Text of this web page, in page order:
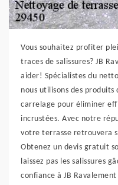
Vous souhaitez profiter
traces de salissures? JB
aider! Spécialistes du
nous utilisons des
carrelage pour éliminer
incrustées. Avec notre
votre terrasse retrouvera
Obtenez un devis gratuit
laissez pas les salissures
confiance à JB